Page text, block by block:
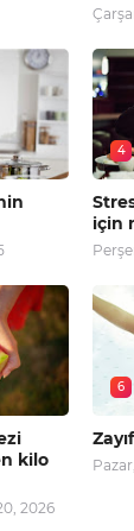
4
için
kilo
2026
6